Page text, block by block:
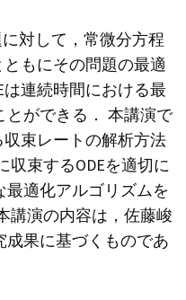
対して，常微分方程
もにその問題の最適
連続時間における最
ができる． 本講演で
束レートの解析方法
収束するODEを適切に
適化アルゴリズムを
講演の内容は，佐藤峻
果に基づくものであ